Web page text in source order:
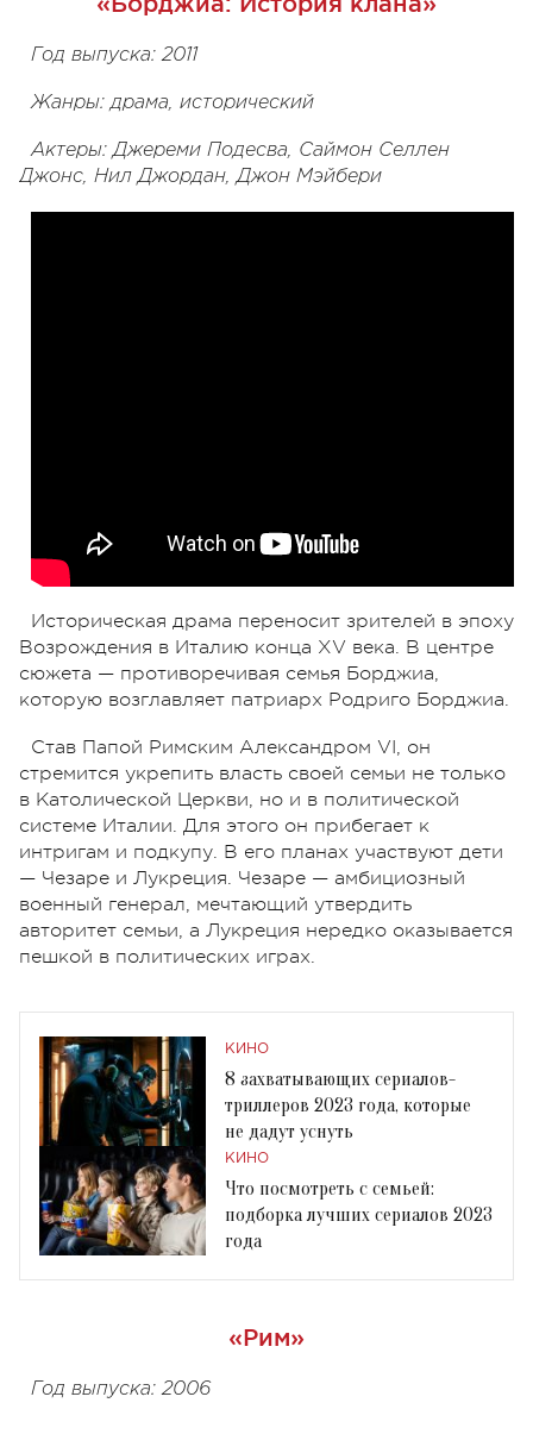
Год выпуска: 2011
Жанры: драма, исторический
Актеры: Джереми Подесва, Саймон Селлен
Джонс, Нил Джордан, Джон Мэйбери
Историческая драма переносит зрителей в эпоху
Возрождения в Италию конца XV века. В центре
сюжета — противоречивая семья Борджиа,
которую возглавляет патриарх Родриго Борджиа.
Став Папой Римским Александром VI, он
стремится укрепить власть своей семьи не только
в Католической Церкви, но и в политической
системе Италии. Для этого он прибегает к
интригам и подкупу. В его планах участвуют дети
— Чезаре и Лукреция. Чезаре — амбициозный
военный генерал, мечтающий утвердить
авторитет семьи, а Лукреция нередко оказывается
пешкой в политических играх.
КИНО
8 захватывающих сериалов-
триллеров 2023 года, которые
не дадут уснуть
КИНО
Что посмотреть с семьей:
подборка лучших сериалов 2023
года
«Рим»
Год выпуска: 2006